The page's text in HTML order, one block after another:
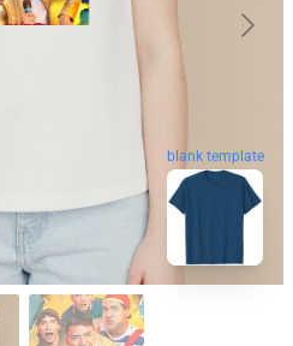
blank template